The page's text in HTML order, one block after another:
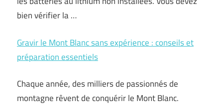
bien vérifier la …
Gravir le Mont Blanc sans expérience : conseils et
préparation essentiels
Chaque année, des milliers de passionnés de
montagne rêvent de conquérir le Mont Blanc.